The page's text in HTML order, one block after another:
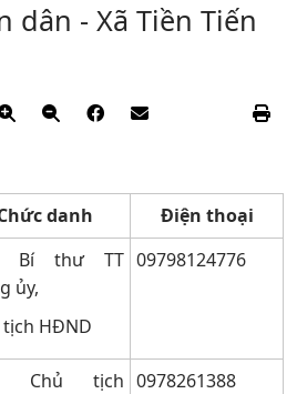
dân - Xã Tiền Tiến
danh
Điện thoại
Bí thư TT
ủy,
tịch HĐND
09798124776
Chủ tịch 0978261388